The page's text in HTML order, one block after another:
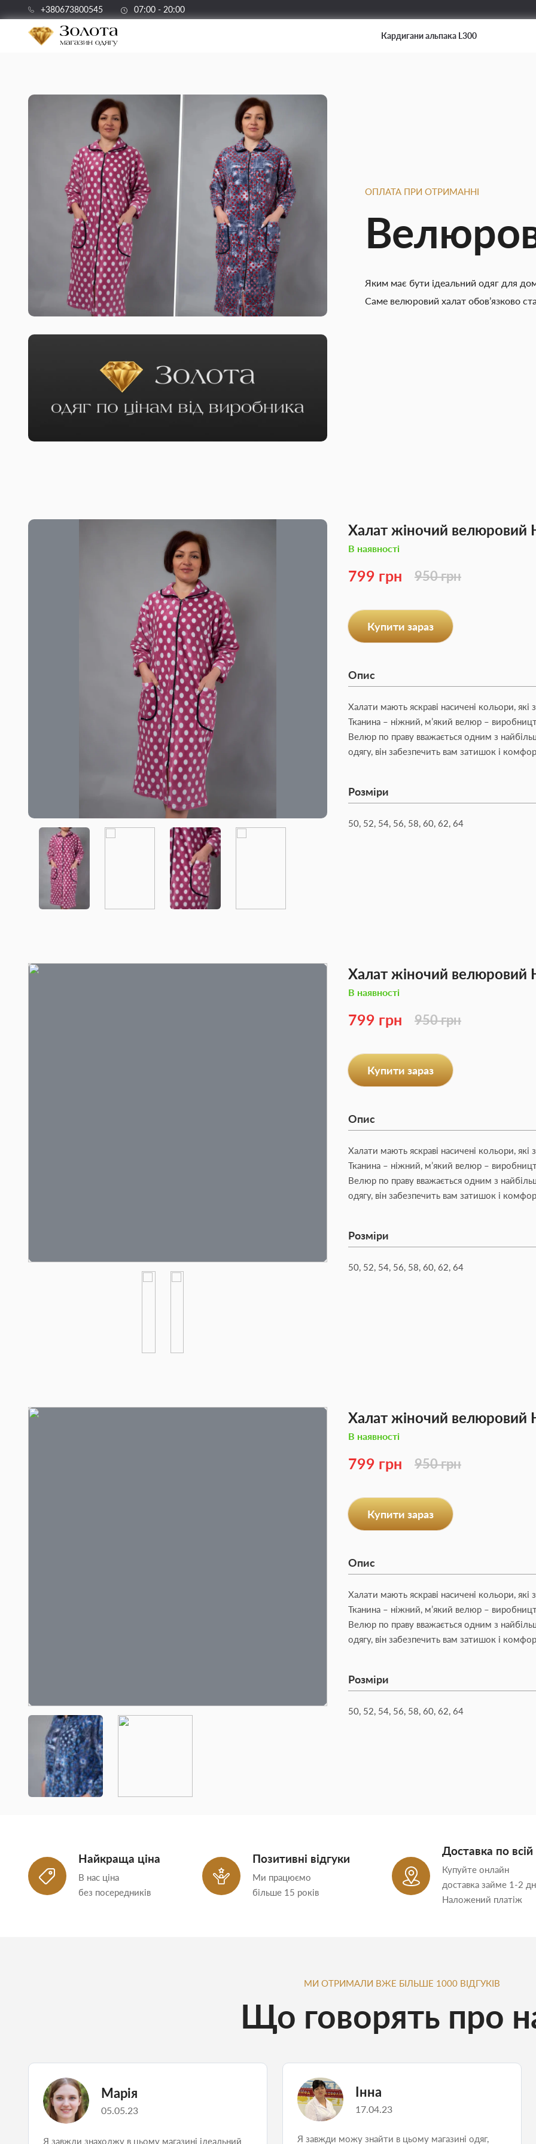
+380673800545 07:00 - 20:00
Кардигани альпака L300
ОПЛАТА ПРИ ОТРИМАННІ
Яким має бути ідеальний одяг для
Саме велюровий халат обов’язково
Халат жіночий велюровий
В наявності
799 грн 950 грн
Купити зараз
Опис
Халати мають яскраві насичені кольори, які
Тканина – ніжний, м’який велюр –
Велюр по праву вважається одним з
одягу, він забезпечить вам затишок і
Розміри
50, 52, 54, 56, 58, 60, 62, 64
Халат жіночий велюровий
В наявності
799 грн 950 грн
Купити зараз
Опис
Халати мають яскраві насичені кольори, які
Тканина – ніжний, м’який велюр –
Велюр по праву вважається одним з
одягу, він забезпечить вам затишок і
Розміри
50, 52, 54, 56, 58, 60, 62, 64
Халат жіночий велюровий
В наявності
799 грн 950 грн
Купити зараз
Опис
Халати мають яскраві насичені кольори, які
Тканина – ніжний, м’який велюр –
Велюр по праву вважається одним з
одягу, він забезпечить вам затишок і
Розміри
50, 52, 54, 56, 58, 60, 62, 64
Найкраща ціна
В нас ціна
без посередників
Позитивні відгуки
Ми працюємо
більше 15 років
Доставка по всій
Купуйте онлайн
доставка займе 1-2
Наложений платіж
МИ ОТРИМАЛИ ВЖЕ БІЛЬШЕ 1000 ВІДГУКІВ
Що говорять про
Марія
05.05.23
Я завжди знаходжу в цьому магазині ідеальний
Інна
17.04.23
Я завжди можу знайти в цьому магазині одяг,